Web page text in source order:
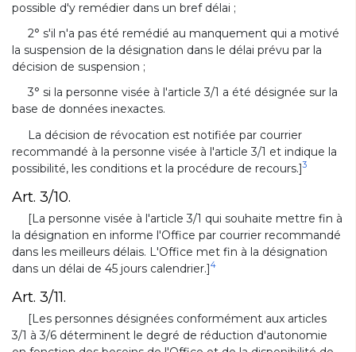
possible d'y remédier dans un bref délai ;
2° s'il n'a pas été remédié au manquement qui a motivé
la suspension de la désignation dans le délai prévu par la
décision de suspension ;
3° si la personne visée à l'article 3/1 a été désignée sur la
base de données inexactes.
La décision de révocation est notifiée par courrier
recommandé à la personne visée à l'article 3/1 et indique la
possibilité, les conditions et la procédure de recours.]3
Art. 3/10.
[La personne visée à l'article 3/1 qui souhaite mettre fin à
la désignation en informe l'Office par courrier recommandé
dans les meilleurs délais. L'Office met fin à la désignation
dans un délai de 45 jours calendrier.]4
Art. 3/11.
[Les personnes désignées conformément aux articles
3/1 à 3/6 déterminent le degré de réduction d'autonomie